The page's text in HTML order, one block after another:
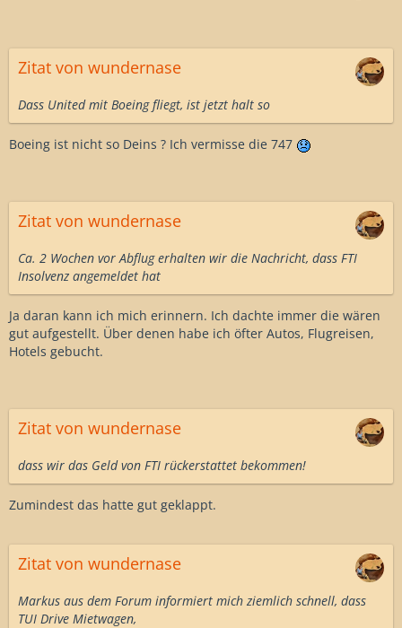
Zitat von wundernase
Dass United mit Boeing fliegt, ist jetzt halt so
Boeing ist nicht so Deins ? Ich vermisse die 747
Zitat von wundernase
Ca. 2 Wochen vor Abflug erhalten wir die Nachricht, dass FTI
Insolvenz angemeldet hat
Ja daran kann ich mich erinnern. Ich dachte immer die wären
gut aufgestellt. Über denen habe ich öfter Autos, Flugreisen,
Hotels gebucht.
Zitat von wundernase
dass wir das Geld von FTI rückerstattet bekommen!
Zumindest das hatte gut geklappt.
Zitat von wundernase
Markus aus dem Forum informiert mich ziemlich schnell, dass
TUI Drive Mietwagen,